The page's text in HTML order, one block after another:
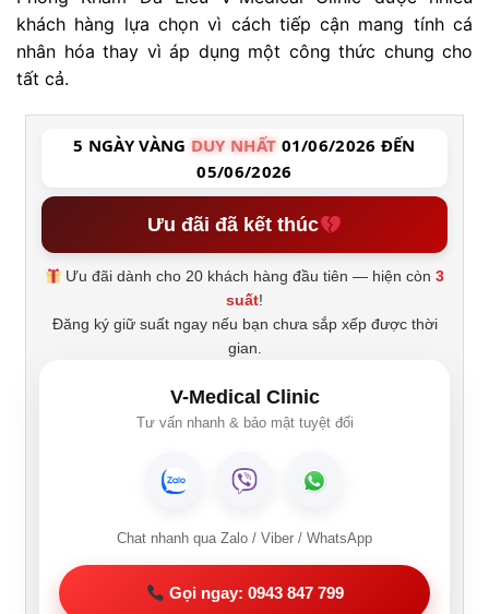
khách hàng lựa chọn vì cách tiếp cận mang tính cá
nhân hóa thay vì áp dụng một công thức chung cho
tất cả.
5 NGÀY VÀNG DUY NHẤT 01/06/2026 ĐẾN
05/06/2026
Ưu đãi đã kết thúc
Ưu đãi dành cho 20 khách hàng đầu tiên — hiện còn3
suất!
Đăng ký giữ suất ngay nếu bạn chưa sắp xếp được thời
gian.
V-Medical Clinic
Tư vấn nhanh & bảo mật tuyệt đối
Chat nhanh qua Zalo / Viber / WhatsApp
Gọi ngay: 0943 847 799